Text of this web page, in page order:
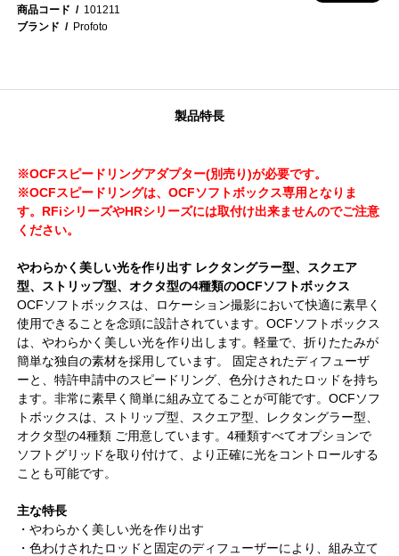
商品コード
101211
ブランド
Profoto
製品特長
※OCFスピードリングアダプター(別売り)が必要です。
※OCFスピードリングは、OCFソフトボックス専用となりま
す。RFiシリーズやHRシリーズには取付け出来ませんのでご注意
ください。
やわらかく美しい光を作り出す レクタングラー型、スクエア
型、ストリップ型、オクタ型の4種類のOCFソフトボックス
OCFソフトボックスは、ロケーション撮影において快適に素早く
使用できることを念頭に設計されています。OCFソフトボックス
は、やわらかく美しい光を作り出します。軽量で、折りたたみが
簡単な独自の素材を採用しています。 固定されたディフューザ
ーと、特許申請中のスピードリング、色分けされたロッドを持ち
ます。非常に素早く簡単に組み立てることが可能です。OCFソフ
トボックスは、ストリップ型、スクエア型、レクタングラー型、
オクタ型の4種類 ご用意しています。4種類すべてオプションで
ソフトグリッドを取り付けて、より正確に光をコントロールする
ことも可能です。
主な特長
・やわらかく美しい光を作り出す
・色わけされたロッドと固定のディフューザーにより、組み立て